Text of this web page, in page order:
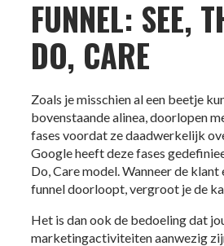
FUNNEL: SEE,
DO, CARE
Zoals je misschien al een beetje
bovenstaande alinea, doorlopen
fases voordat ze daadwerkelijk
Google heeft deze fases
Do, Care model. Wanneer de klant
funnel doorloopt, vergroot je de
Het is dan ook de bedoeling dat
marketingactiviteiten aanwezig